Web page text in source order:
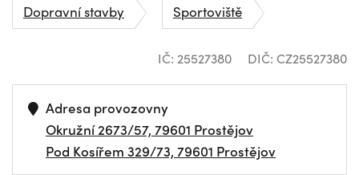
Dopravní stavby
Sportoviště
IČ: 25527380 DIČ: CZ25527380
Adresa provozovny
Okružní 2673/57, 79601 Prostějov
Pod Kosířem 329/73, 79601 Prostějov